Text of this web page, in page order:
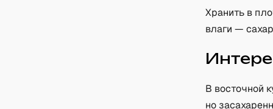
Хранить в
влаги —
В восточной
но